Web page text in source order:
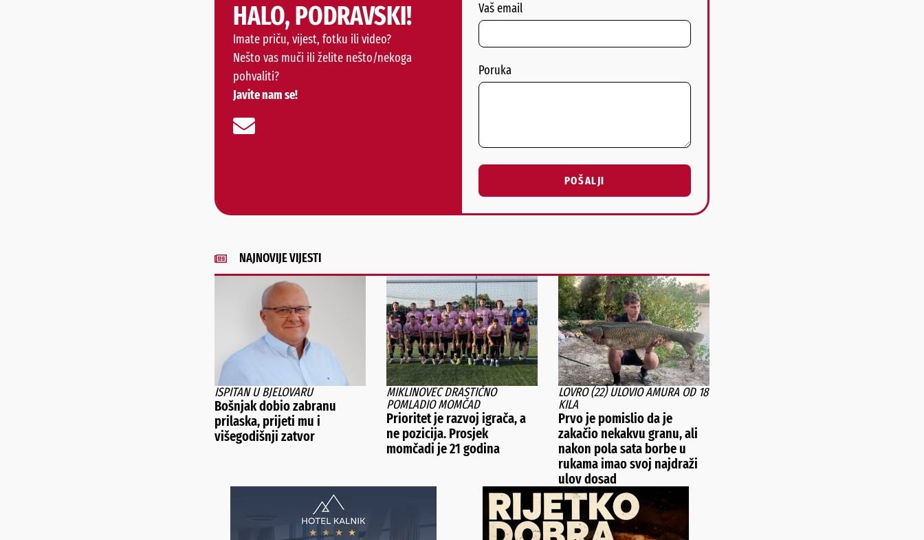
HALO, PODRAVSKI!
Imate priču, vijest, fotku ili video?
Nešto vas muči ili želite nešto/nekoga
pohvaliti?
Javite nam se!
Vaš email
Poruka
POŠALJI
NAJNOVIJE VIJESTI
ISPITAN U BJELOVARU
Bošnjak dobio zabranu
prilaska, prijeti mu i
višegodišnji zatvor
MIKLINOVEC DRASTIČNO
POMLADIO MOMČAD
Prioritet je razvoj igrača, a
ne pozicija. Prosjek
momčadi je 21 godina
LOVRO (22) ULOVIO AMURA OD 18
KILA
Prvo je pomislio da je
zakačio nekakvu granu, ali
nakon pola sata borbe u
rukama imao svoj najdraži
ulov dosad